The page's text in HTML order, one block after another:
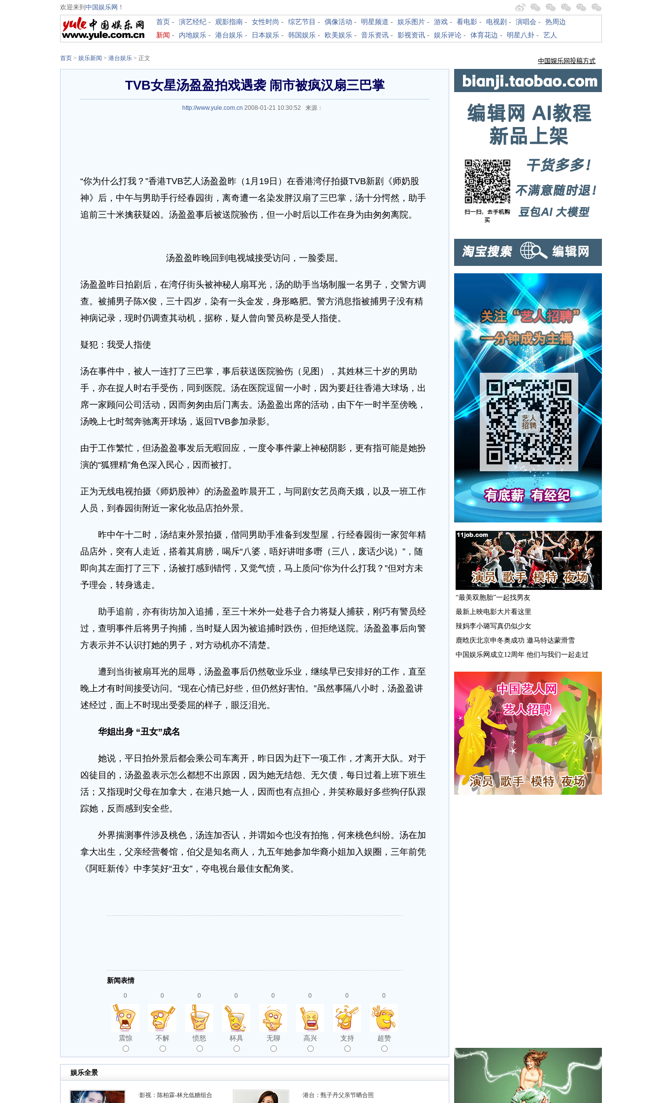
欢迎来到 中国娱乐网 ！
首页 - 演艺经纪 - 观影指南 - 女性时尚 - 综艺节目 - 偶像活动 - 明星频道 - 娱乐图片 - 游戏 - 看电影 - 电视剧 - 演唱会 - 热周边
新闻 - 内地娱乐 - 港台娱乐 - 日本娱乐 - 韩国娱乐 - 欧美娱乐 - 音乐资讯 - 影视资讯 - 娱乐评论 - 体育花边 - 明星八卦 - 艺人
首页 > 娱乐新闻 > 港台娱乐 > 正文
TVB女星汤盈盈拍戏遇袭 闹市被疯汉扇三巴掌
http://www.yule.com.cn 2008-01-21 10:30:52 来源：
“你为什么打我？”香港TVB艺人汤盈盈昨（1月19日）在香港湾仔拍摄TVB新剧《师奶股
神》后，中午与男助手行经春园街，离奇遭一名染发胖汉扇了三巴掌，汤十分愕然，助手
追前三十米擒获疑凶。汤盈盈事后被送院验伤，但一小时后以工作在身为由匆匆离院。
汤盈盈昨晚回到电视城接受访问，一脸委屈。
汤盈盈昨日拍剧后，在湾仔街头被神秘人扇耳光，汤的助手当场制服一名男子，交警方调
查。被捕男子陈X俊，三十四岁，染有一头金发，身形略肥。警方消息指被捕男子没有精
神病记录，现时仍调查其动机，据称，疑人曾向警员称是受人指使。
疑犯：我受人指使
汤在事件中，被人一连打了三巴掌，事后获送医院验伤（见图），其姓林三十岁的男助
手，亦在捉人时右手受伤，同到医院。汤在医院逗留一小时，因为要赶往香港大球场，出
席一家顾问公司活动，因而匆匆由后门离去。汤盈盈出席的活动，由下午一时半至傍晚，
汤晚上七时驾奔驰离开球场，返回TVB参加录影。
由于工作繁忙，但汤盈盈事发后无暇回应，一度令事件蒙上神秘阴影，更有指可能是她扮
演的“狐狸精”角色深入民心，因而被打。
正为无线电视拍摄《师奶股神》的汤盈盈昨晨开工，与同剧女艺员商天娥，以及一班工作
人员，到春园街附近一家化妆品店拍外景。
昨中午十二时，汤结束外景拍摄，偕同男助手准备到发型屋，行经春园街一家贺年精
品店外，突有人走近，搭着其肩膀，喝斥“八婆，唔好讲咁多嘢（三八，废话少说）”，随
即向其左面打了三下，汤被打感到错愕，又觉气愤，马上质问“你为什么打我？”但对方未
予理会，转身逃走。
助手追前，亦有街坊加入追捕，至三十米外一处巷子合力将疑人捕获，刚巧有警员经
过，查明事件后将男子拘捕，当时疑人因为被追捕时跌伤，但拒绝送院。汤盈盈事后向警
方表示并不认识打她的男子，对方动机亦不清楚。
遭到当街被扇耳光的屈辱，汤盈盈事后仍然敬业乐业，继续早已安排好的工作，直至
晚上才有时间接受访问。“现在心情已好些，但仍然好害怕。”虽然事隔八小时，汤盈盈讲
述经过，面上不时现出受委屈的样子，眼泛泪光。
华姐出身 “丑女”成名
她说，平日拍外景后都会乘公司车离开，昨日因为赶下一项工作，才离开大队。对于
凶徒目的，汤盈盈表示怎么都想不出原因，因为她无结怨、无欠债，每日过着上班下班生
活；又指现时父母在加拿大，在港只她一人，因而也有点担心，并笑称最好多些狗仔队跟
踪她，反而感到安全些。
外界揣测事件涉及桃色，汤连加否认，并谓如今也没有拍拖，何来桃色纠纷。汤在加
拿大出生，父亲经营餐馆，伯父是知名商人，九五年她参加华裔小姐加入娱圈，三年前凭
《阿旺新传》中李笑好“丑女”，夺电视台最佳女配角奖。
新闻表情
0
震惊
0
不解
0
愤怒
0
杯具
0
无聊
0
高兴
0
支持
0
超赞